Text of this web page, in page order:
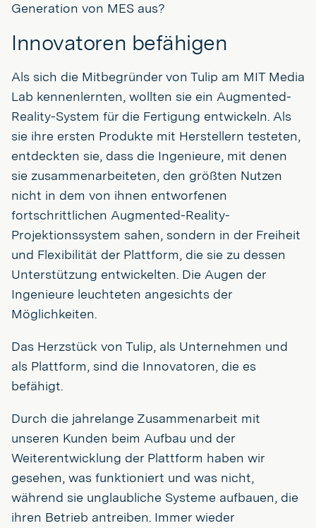
Generation von MES aus?
Innovatoren befähigen
Als sich die Mitbegründer von Tulip am MIT Media
Lab kennenlernten, wollten sie ein Augmented-
Reality-System für die Fertigung entwickeln. Als
sie ihre ersten Produkte mit Herstellern testeten,
entdeckten sie, dass die Ingenieure, mit denen
sie zusammenarbeiteten, den größten Nutzen
nicht in dem von ihnen entworfenen
fortschrittlichen Augmented-Reality-
Projektionssystem sahen, sondern in der Freiheit
und Flexibilität der Plattform, die sie zu dessen
Unterstützung entwickelten. Die Augen der
Ingenieure leuchteten angesichts der
Möglichkeiten.
Das Herzstück von Tulip, als Unternehmen und
als Plattform, sind die Innovatoren, die es
befähigt.
Durch die jahrelange Zusammenarbeit mit
unseren Kunden beim Aufbau und der
Weiterentwicklung der Plattform haben wir
gesehen, was funktioniert und was nicht,
während sie unglaubliche Systeme aufbauen, die
ihren Betrieb antreiben. Immer wieder